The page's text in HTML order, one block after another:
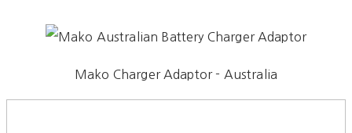
Mako Charger Adaptor - Australia